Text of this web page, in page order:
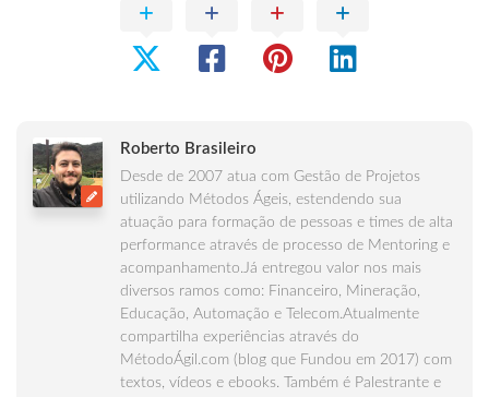
Roberto Brasileiro
Desde de 2007 atua com Gestão de Projetos
utilizando Métodos Ágeis, estendendo sua
atuação para formação de pessoas e times de alta
performance através de processo de Mentoring e
acompanhamento.Já entregou valor nos mais
diversos ramos como: Financeiro, Mineração,
Educação, Automação e Telecom.Atualmente
compartilha experiências através do
MétodoÁgil.com (blog que Fundou em 2017) com
textos, vídeos e ebooks. Também é Palestrante e